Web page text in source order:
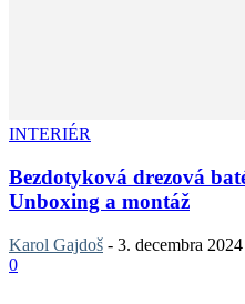
INTERIÉR
Bezdotyková drezová
Unboxing a montáž
Karol Gajdoš - 3. decembra 2024
0